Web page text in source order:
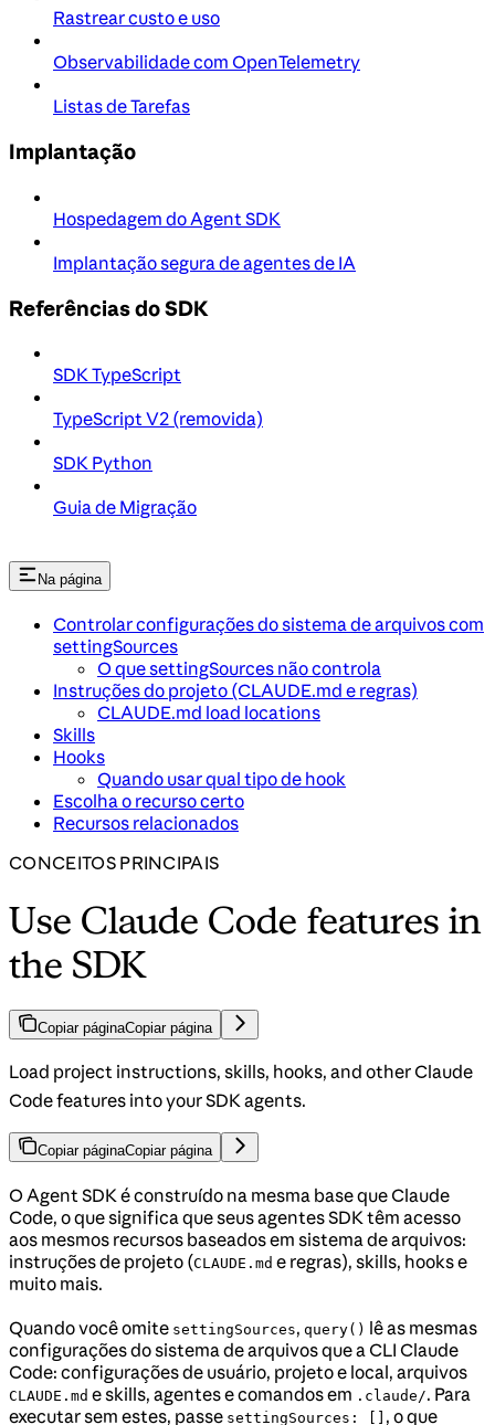
Rastrear custo e uso
Observabilidade com OpenTelemetry
Listas de Tarefas
Implantação
Hospedagem do Agent SDK
Implantação segura de agentes de IA
Referências do SDK
SDK TypeScript
TypeScript V2 (removida)
SDK Python
Guia de Migração
Na página
Controlar configurações do sistema de arquivos com
settingSources
O que settingSources não controla
Instruções do projeto (CLAUDE.md e regras)
CLAUDE.md load locations
Skills
Hooks
Quando usar qual tipo de hook
Escolha o recurso certo
Recursos relacionados
CONCEITOS PRINCIPAIS
Use Claude Code features in
the SDK
Copiar páginaCopiar página
Load project instructions, skills, hooks, and other Claude
Code features into your SDK agents.
Copiar páginaCopiar página
O Agent SDK é construído na mesma base que Claude
Code, o que significa que seus agentes SDK têm acesso
aos mesmos recursos baseados em sistema de arquivos:
instruções de projeto (CLAUDE.md e regras), skills, hooks e
muito mais.
Quando você omite settingSources, query() lê as mesmas
configurações do sistema de arquivos que a CLI Claude
Code: configurações de usuário, projeto e local, arquivos
CLAUDE.md e skills, agentes e comandos em .claude/. Para
executar sem estes, passe settingSources: [] , o que